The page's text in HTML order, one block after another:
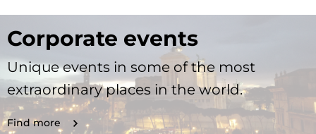
Corporate events
Unique events in some of the most
extraordinary places in the world.
Find more